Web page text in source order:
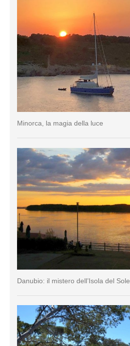
Minorca, la magia della luce
Danubio: il mistero dell’Isola del Sole